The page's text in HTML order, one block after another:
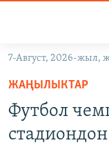
Навигацияга
өтүңүз
Издөөгө
салыңыз
КЫРГЫЗСТАН
ДҮЙНӨ
7-Август, 2026-жыл,
ЖАҢЫЛЫКТАР
Футбол